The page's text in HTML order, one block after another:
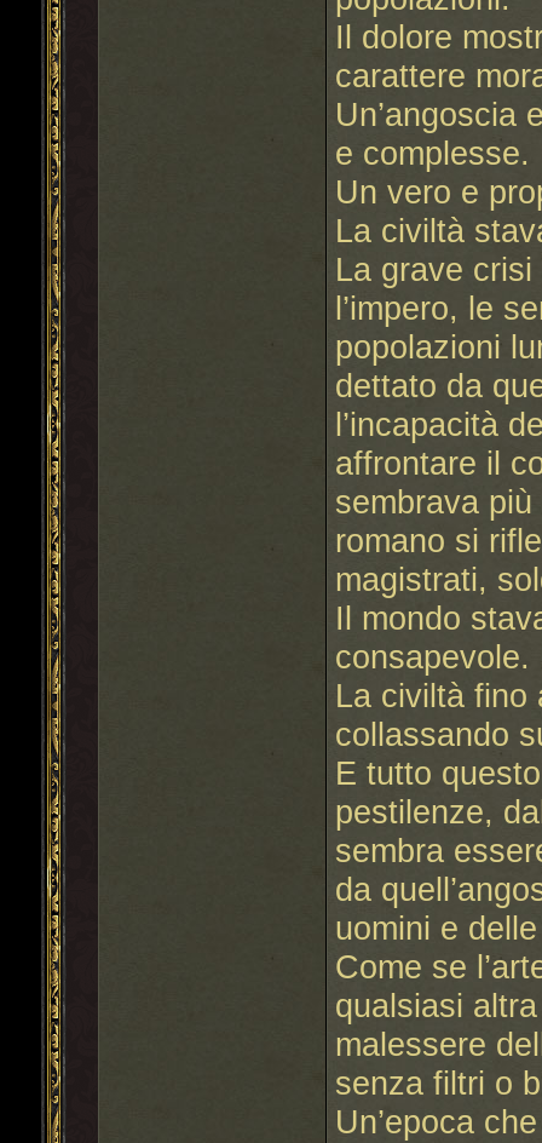
Il dolore
carattere
Un’angoscia
e complesse.
Un vero e
La civiltà
La grave
l’impero, le
popolazioni
dettato da
l’incapacità
affrontare il
sembrava
romano si
magistrati,
Il mondo
consapevole.
La civiltà fino
collassando
E tutto
pestilenze,
sembra
da
uomini e
Come se
qualsiasi
malessere
senza filtri o
Un’epoca